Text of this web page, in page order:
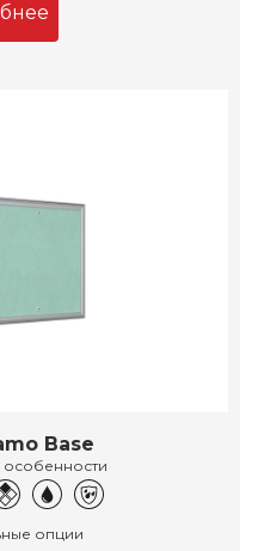
Base
особенности
опции